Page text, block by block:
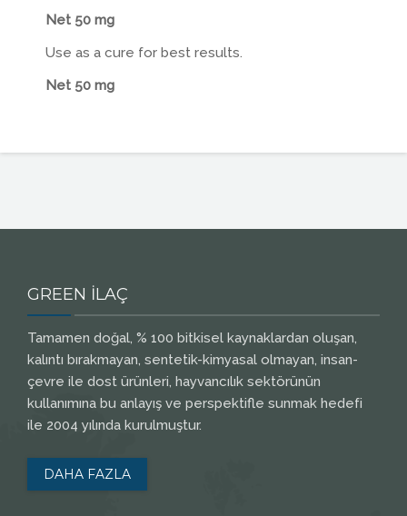
Net 50 mg
Use as a cure for best results.
Net 50 mg
GREEN İLAÇ
Tamamen doğal, % 100 bitkisel kaynaklardan oluşan,
kalıntı bırakmayan, sentetik-kimyasal olmayan, insan-
çevre ile dost ürünleri, hayvancılık sektörünün
kullanımına bu anlayış ve perspektifle sunmak hedefi
ile 2004 yılında kurulmuştur.
DAHA FAZLA